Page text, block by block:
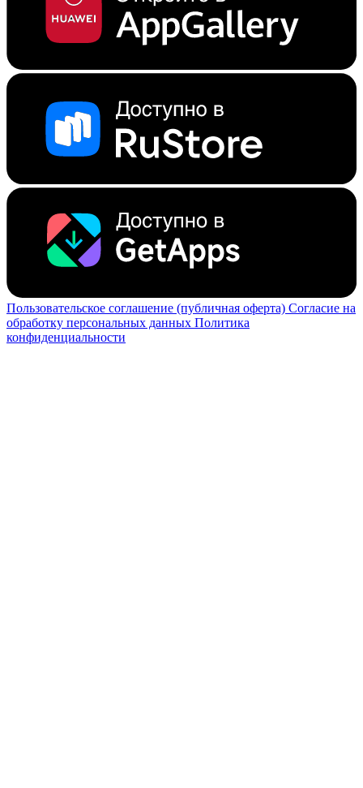
Пользовательское соглашение (публичная оферта) Согласие на
обработку персональных данных Политика
конфиденциальности